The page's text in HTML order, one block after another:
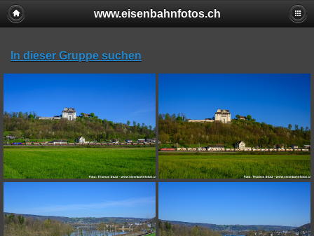
www.eisenbahnfotos.ch
In dieser Gruppe suchen